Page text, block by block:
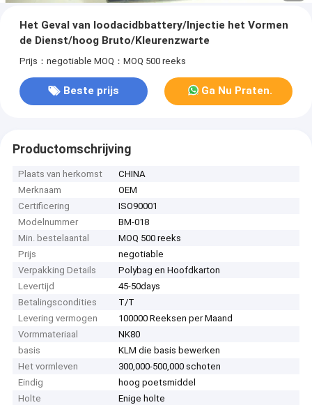
Het Geval van loodacidbbattery/Injectie het Vormen
de Dienst/hoog Bruto/Kleurenzwarte
Prijs：negotiable MOQ：MOQ 500 reeks
Beste prijs Ga Nu Praten.
Productomschrijving
Plaats van herkomst
CHINA
Merknaam
OEM
Certificering
ISO90001
Modelnummer
BM-018
Min. bestelaantal
MOQ 500 reeks
Prijs
negotiable
Verpakking Details
Polybag en Hoofdkarton
Levertijd
45-50days
Betalingscondities
T/T
Levering vermogen
100000 Reeksen per Maand
Vormmateriaal
NK80
basis
KLM die basis bewerken
Het vormleven
300,000-500,000 schoten
Eindig
hoog poetsmiddel
Holte
Enige holte